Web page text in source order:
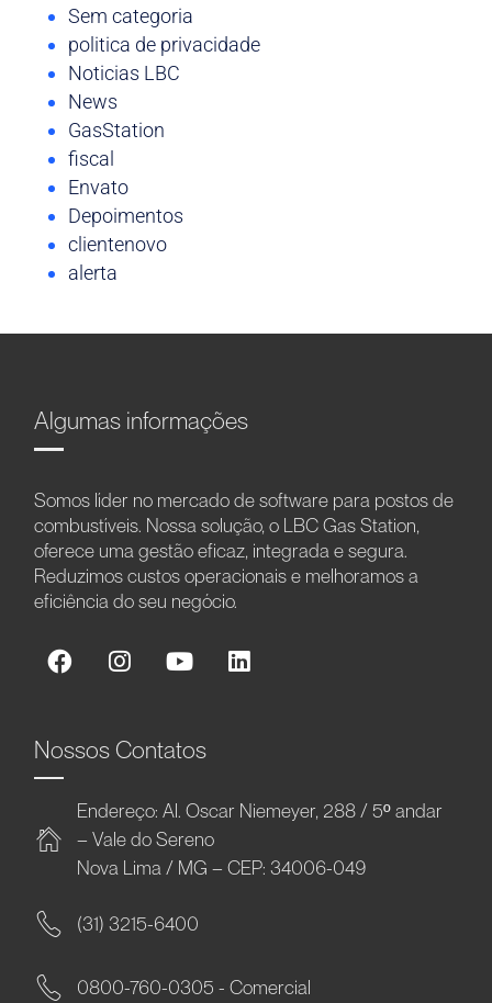
Sem categoria
politica de privacidade
Noticias LBC
News
GasStation
fiscal
Envato
Depoimentos
clientenovo
alerta
Algumas informações
Somos líder no mercado de software para postos de
combustíveis. Nossa solução, o LBC Gas Station,
oferece uma gestão eficaz, integrada e segura.
Reduzimos custos operacionais e melhoramos a
eficiência do seu negócio.
Nossos Contatos
Endereço: Al. Oscar Niemeyer, 288 / 5º andar
– Vale do Sereno
Nova Lima / MG – CEP: 34006-049
(31) 3215-6400
0800-760-0305 - Comercial